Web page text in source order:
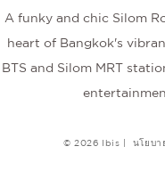
A funky and chic Silom
heart of Bangkok's
BTS and Silom MRT
© 2026 Ibis | นโยบา